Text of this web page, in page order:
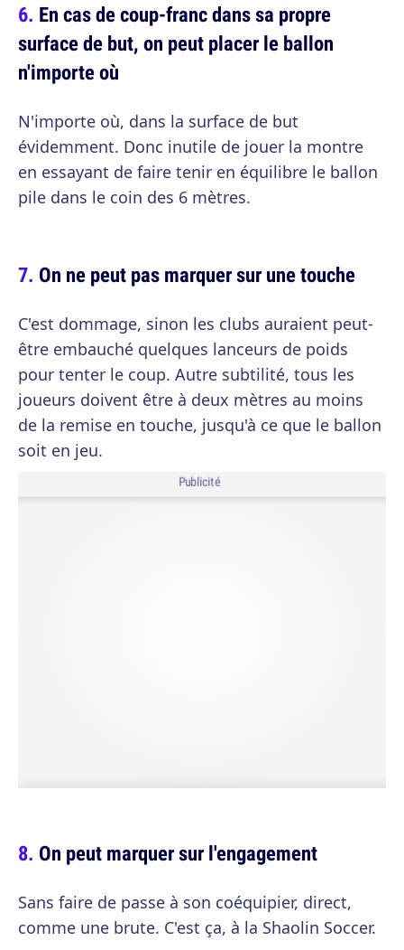
En cas de coup-franc dans sa propre
surface de but, on peut placer le ballon
n'importe où
N'importe où, dans la surface de but
évidemment. Donc inutile de jouer la montre
en essayant de faire tenir en équilibre le ballon
pile dans le coin des 6 mètres.
On ne peut pas marquer sur une touche
C'est dommage, sinon les clubs auraient peut-
être embauché quelques lanceurs de poids
pour tenter le coup. Autre subtilité, tous les
joueurs doivent être à deux mètres au moins
de la remise en touche, jusqu'à ce que le ballon
soit en jeu.
Publicité
On peut marquer sur l'engagement
Sans faire de passe à son coéquipier, direct,
comme une brute. C'est ça, à la Shaolin Soccer.